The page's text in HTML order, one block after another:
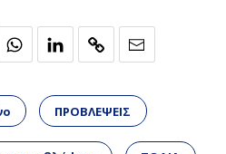
ΠΡΟΒΛΕΨΕΙΣ